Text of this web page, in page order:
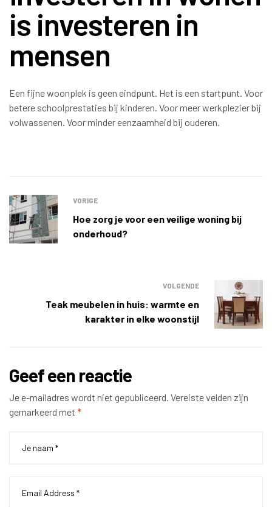
is investeren in
mensen
Een fijne woonplek is geen eindpunt. Het is een startpunt. Voor
betere schoolprestaties bij kinderen. Voor meer werkplezier bij
volwassenen. Voor minder eenzaamheid bij ouderen.
VORIGE
Hoe zorg je voor een veilige woning bij
onderhoud?
VOLGENDE
Teak meubelen in huis: warmte en
karakter in elke woonstijl
Geef een reactie
Je e-mailadres wordt niet gepubliceerd. Vereiste velden zijn
gemarkeerd met *